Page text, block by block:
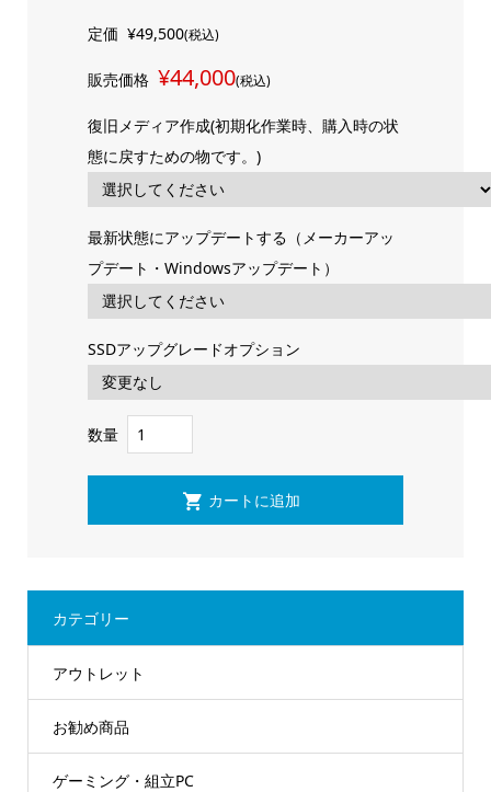
定価 ¥49,500(税込)
販売価格 ¥44,000(税込)
復旧メディア作成(初期化作業時、購入時の状
態に戻すための物です。)
最新状態にアップデートする（メーカーアッ
プデート・Windowsアップデート）
SSDアップグレードオプション
数量
カテゴリー
アウトレット
お勧め商品
ゲーミング・組立PC